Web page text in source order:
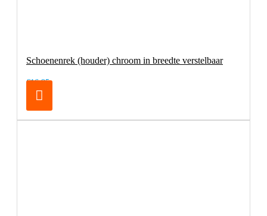
Schoenenrek (houder) chroom in breedte verstelbaar
€16,95